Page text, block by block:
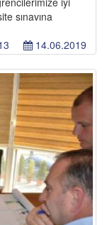
sınavına
14.06.2019